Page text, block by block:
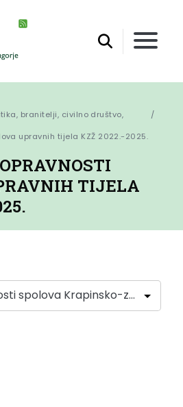
branitelji, civilno društvo,
upravnih tijela KZŽ 2022.-2025.
TIJELA